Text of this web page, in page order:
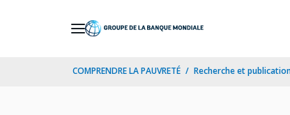
COMPRENDRE LA PAUVRETÉ Recherche et